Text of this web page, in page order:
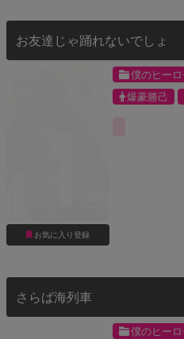
お友達じゃ踊れないでしょ
お気に入り登録
僕のヒー
爆豪勝己
さらば海列車
僕のヒー